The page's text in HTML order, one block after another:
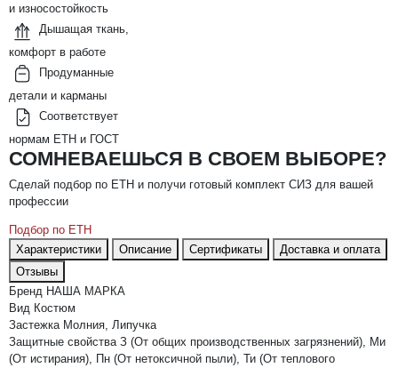
и износостойкость
Дышащая ткань,
комфорт в работе
Продуманные
детали и карманы
Соответствует
нормам ЕТН и ГОСТ
СОМНЕВАЕШЬСЯ В СВОЕМ ВЫБОРЕ?
Сделай подбор по ЕТН и получи готовый комплект СИЗ для вашей
профессии
Подбор по ЕТН
Характеристики
Описание Сертификаты
Доставка и оплата
Отзывы
Бренд НАША МАРКА
Вид Костюм
Застежка Молния, Липучка
Защитные свойства З (От общих производственных загрязнений), Ми
(От истирания), Пн (От нетоксичной пыли), Ти (От теплового